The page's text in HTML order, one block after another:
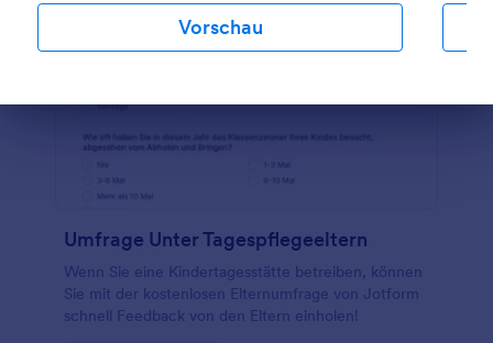
Vorschau
Umfrage Unter Tagespflegeeltern
Wenn Sie eine Kindertagesstätte betreiben, können
Sie mit der kostenlosen Elternumfrage von Jotform
schnell Feedback von den Eltern einholen!